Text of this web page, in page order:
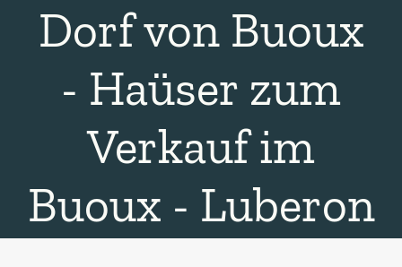
Dorf von Buoux
- Haüser zum
Verkauf im
Buoux - Luberon